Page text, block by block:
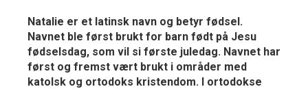
Natalie er et latinsk navn og betyr fødsel.
Navnet ble først brukt for barn født på Jesu
fødselsdag, som vil si første juledag. Navnet har
først og fremst vært brukt i områder med
katolsk og ortodoks kristendom. I ortodokse